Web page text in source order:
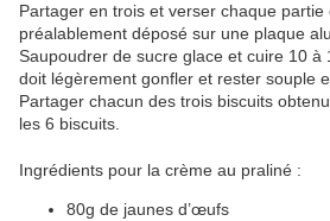
Partager en trois et verser chaque
préalablement déposé sur une plaque
Saupoudrer de sucre glace et cuire 10 à
doit légèrement gonfler et rester souple
Partager chacun des trois biscuits
les 6 biscuits.
Ingrédients pour la crème au praliné :
80g de jaunes d’œufs